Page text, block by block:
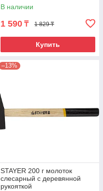
В наличии
1 590 ₸ 1 829 ₸
Купить
–13%
STAYER 200 г молоток
слесарный с деревянной
рукояткой